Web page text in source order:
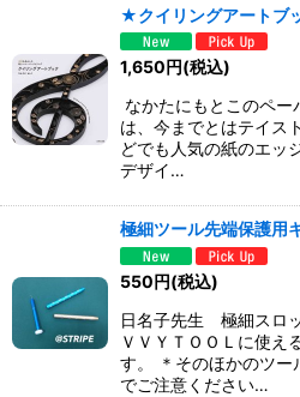
★クイリングアートブ
1,650円(税込)
なかたにもとこのペ
は、今までとはテイス
どでも人気の紙のエッ
デザイ…
極細ツール先端保護用
550円(税込)
日名子先生 極細スロ
ＶＶＹＴＯＯＬに使え
す。 ＊そのほかのツー
でご注意ください…